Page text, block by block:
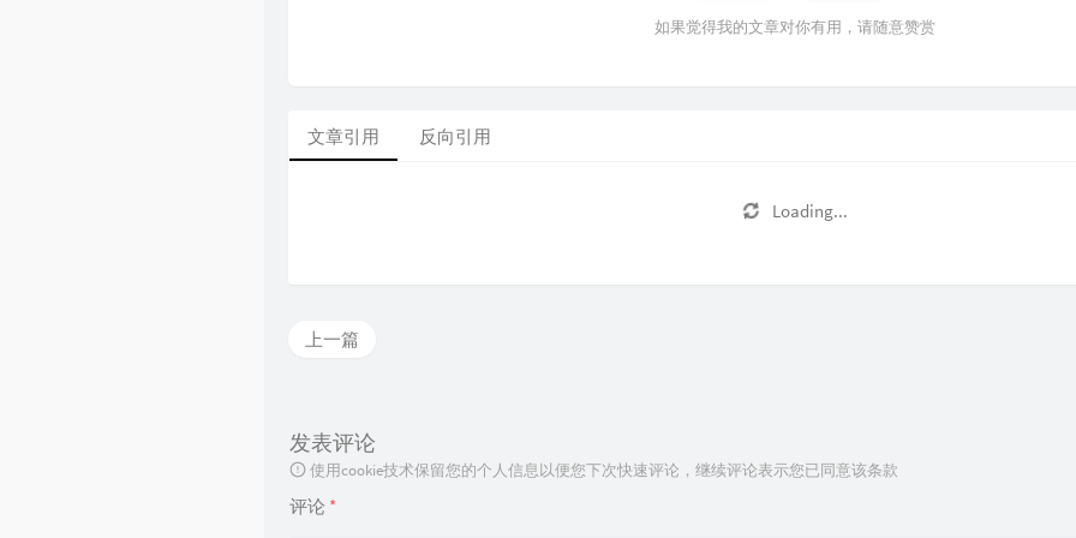
如果觉得我的文章对你有用，请随意赞赏
文章引用 反向引用
Loading...
上一篇
发表评论
使用cookie技术保留您的个人信息以便您下次快速评论，继续评论表示您已同意该条款
评论 *